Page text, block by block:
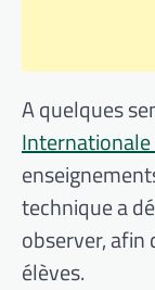
A quelques
technique a
observer, afin
élèves.